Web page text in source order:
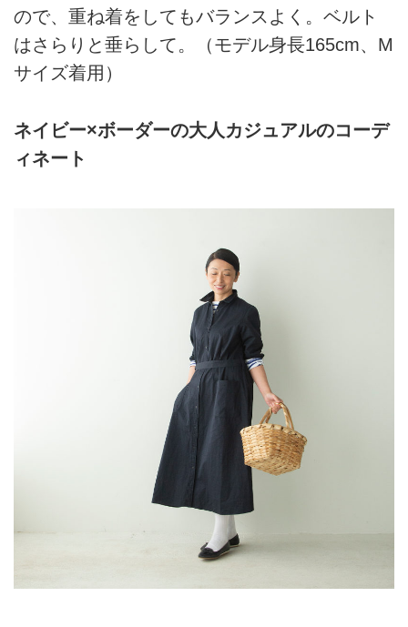
ので、重ね着をしてもバランスよく。ベルト
はさらりと垂らして。（モデル身長165cm、M
サイズ着用）
ネイビー×ボーダーの大人カジュアルのコーデ
ィネート